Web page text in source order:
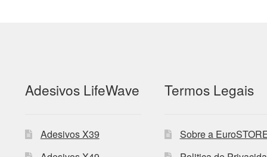
Adesivos LifeWave
Adesivos X39
Termos Legais
Sobre a